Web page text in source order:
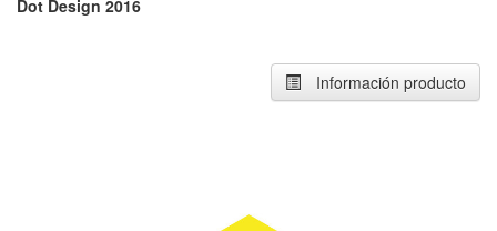
Dot Design 2016
Información producto